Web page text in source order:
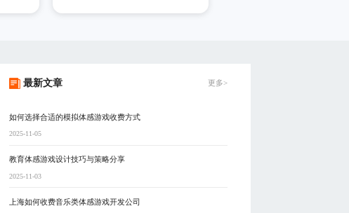
最新文章 更多>
如何选择合适的模拟体感游戏收费方式
2025-11-05
教育体感游戏设计技巧与策略分享
2025-11-03
上海如何收费音乐类体感游戏开发公司